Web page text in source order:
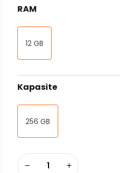
RAM
12 GB
Kapasite
256 GB